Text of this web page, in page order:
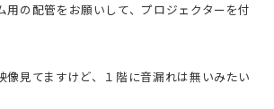
用の配管をお願いして、プロジェクターを付
像見てますけど、１階に音漏れは無いみたい